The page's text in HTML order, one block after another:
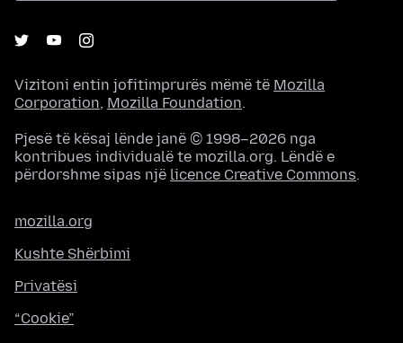
Vizitoni entin jofitimprurës mëmë të Mozilla
Corporation, Mozilla Foundation.
Pjesë të kësaj lënde janë © 1998–2026 nga
kontribues individualë te mozilla.org. Lëndë e
përdorshme sipas një licence Creative Commons.
mozilla.org
Kushte Shërbimi
Privatësi
“Cookie”